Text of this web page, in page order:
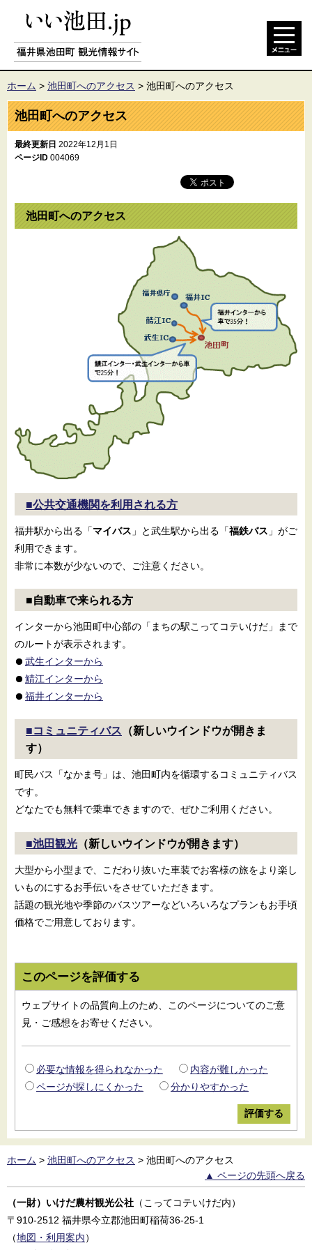
ホーム > 池田町へのアクセス > 池田町へのアクセス
池田町へのアクセス
最終更新日 2022年12月1日
ページID 004069
池田町へのアクセス
■公共交通機関を利用される方
福井駅から出る「マイバス 」と武生駅から出る「福鉄バス 」がご
利用できます。
非常に本数が少ないので、ご注意ください。
■自動車で来られる方
インターから池田町中心部の「まちの駅こってコテいけだ」まで
のルートが表示されます。
武生インターから
鯖江インターから
福井インターから
■コミュニティバス （新しいウインドウが開きま
す）
町民バス「なかま号」は、池田町内を循環するコミュニティバス
です。
どなたでも無料で乗車できますので、ぜひご利用ください。
■池田観光 （新しいウインドウが開きます）
大型から小型まで、こだわり抜いた車装でお客様の旅をより楽し
いものにするお手伝いをさせていただきます。
話題の観光地や季節のバスツアーなどいろいろなプランもお手頃
価格でご用意しております。
このページを評価する
ウェブサイトの品質向上のため、このページについてのご意
見・ご感想をお寄せください。
必要な情報を得られなかった
内容が難しかった
ページが探しにくかった
分かりやすかった
ホーム > 池田町へのアクセス > 池田町へのアクセス
▲ ページの先頭へ戻る
（一財）いけだ農村観光公社 （こってコテいけだ内）
〒910-2512 福井県今立郡池田町稲荷36-25-1
（地図・利用案内）